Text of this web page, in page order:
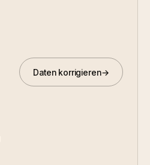
Daten korrigieren→